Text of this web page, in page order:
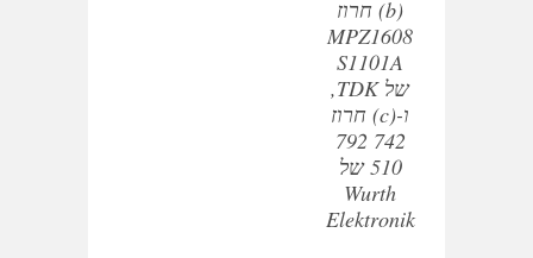
(b) חרוז
MPZ1608
S1101A
של TDK,
ו-(c) חרוז
742 792
510 של
Wurth
Elektronik